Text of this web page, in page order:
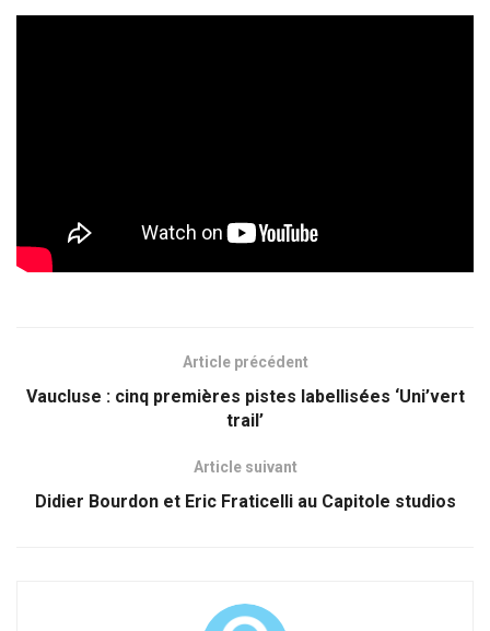
Article précédent
Vaucluse : cinq premières pistes labellisées ‘Uni’vert
trail’
Article suivant
Didier Bourdon et Eric Fraticelli au Capitole studios